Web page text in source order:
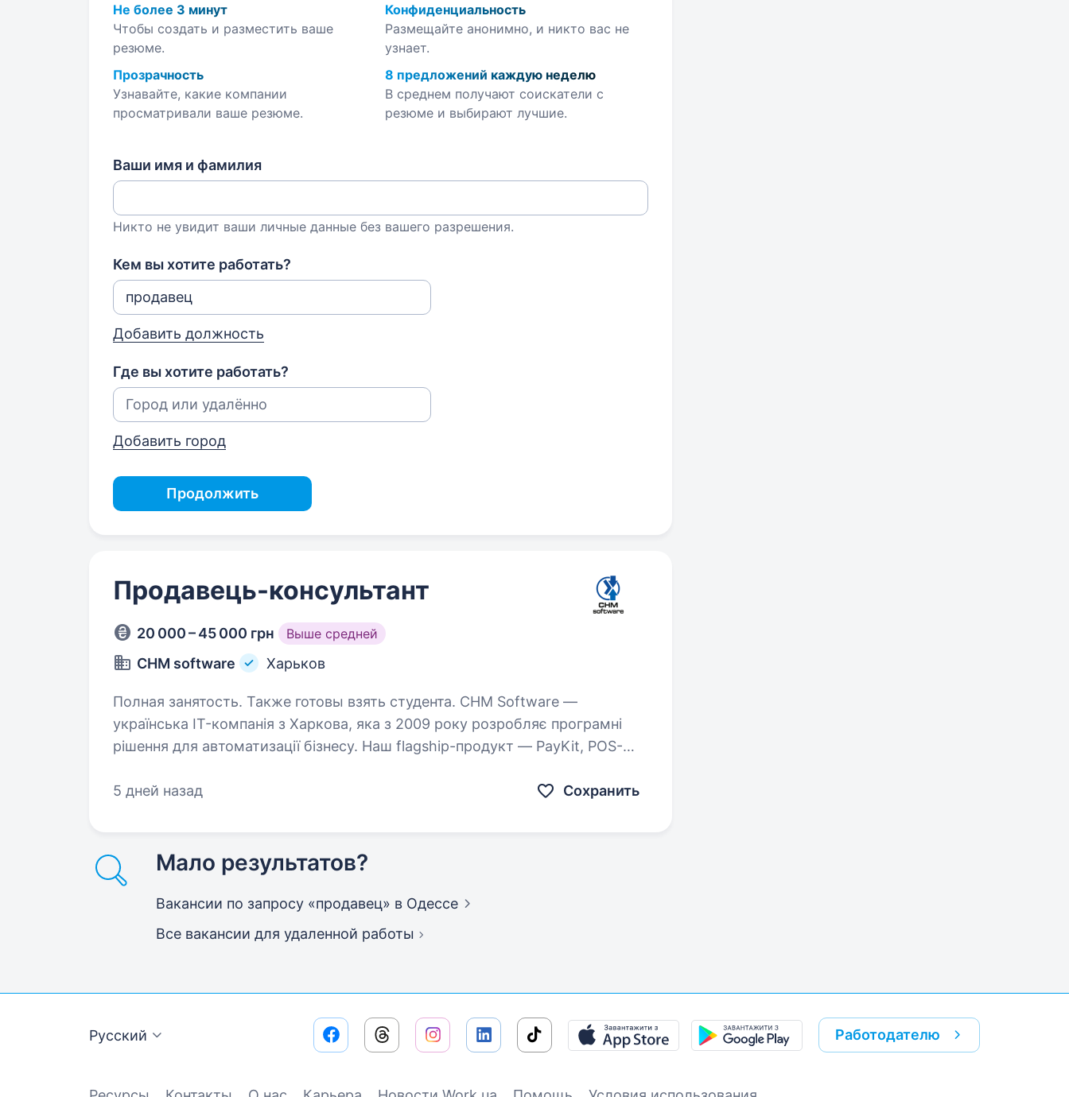
Не более 3 минут
Чтобы создать и разместить ваше
резюме.
Конфиденциальность
Размещайте анонимно, и никто вас не
узнает.
Прозрачность
Узнавайте, какие компании
просматривали ваше резюме.
8 предложений каждую неделю
В среднем получают соискатели с
резюме и выбирают лучшие.
Ваши имя и фамилия
Никто не увидит ваши личные данные без вашего разрешения.
Кем вы хотите работать?
Добавить должность
Где вы хотите работать?
Добавить город
Продолжить
Продавець-консультант
20 000 – 45 000 грн Выше средней
CHM software Харьков
Полная занятость. Также готовы взять студента. CHM Software —
українська IT-компанія з Харкова, яка з 2009 року розробляє програмні
рішення для автоматизації бізнесу. Наш flagship-продукт — PayKit, POS-
5 дней назад
Сохранить
Мало результатов?
Вакансии по запросу «продавец» в Одессе
Все вакансии для удаленной работы
Русский Работодателю